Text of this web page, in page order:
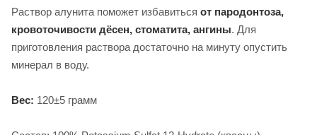
Раствор алунита поможет избавиться от пародонтоза,
кровоточивости дёсен, стоматита, ангины. Для
приготовления раствора достаточно на минуту опустить
минерал в воду.
Вес: 120±5 грамм